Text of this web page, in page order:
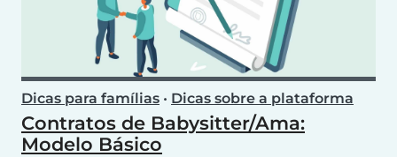
Dicas para famílias • Dicas sobre a plataforma
Contratos de Babysitter/Ama:
Modelo Básico